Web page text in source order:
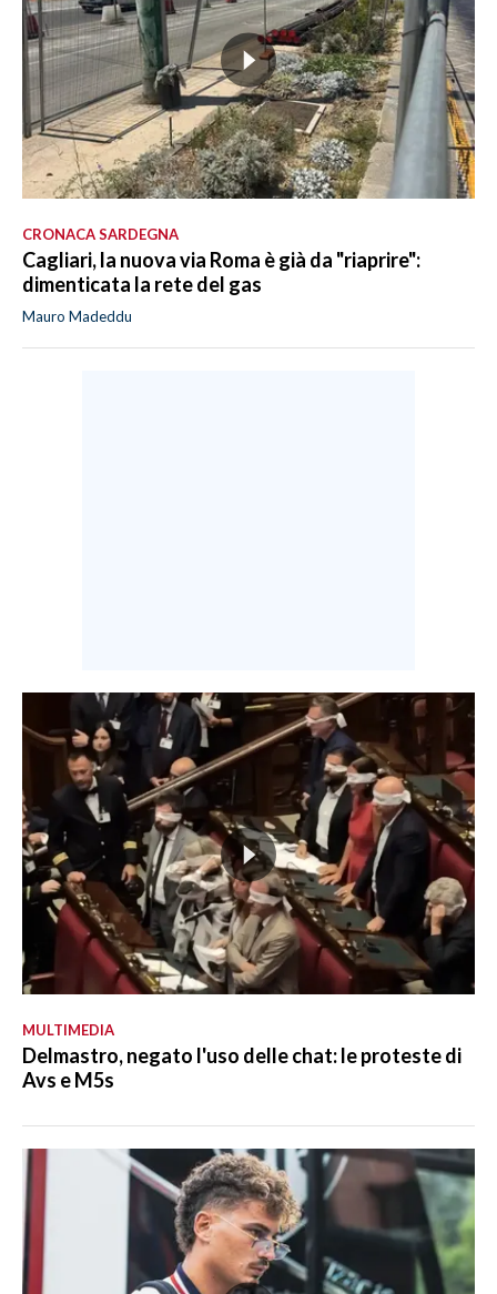
CRONACA SARDEGNA
Cagliari, la nuova via Roma è già da "riaprire":
dimenticata la rete del gas
Mauro Madeddu
MULTIMEDIA
Delmastro, negato l'uso delle chat: le proteste di
Avs e M5s